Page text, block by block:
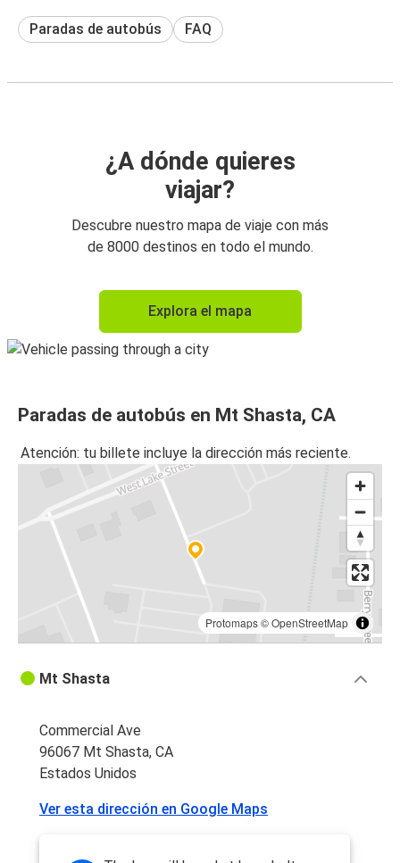
Paradas de autobús FAQ
¿A dónde quieres
viajar?
Descubre nuestro mapa de viaje con más
de 8000 destinos en todo el mundo.
Explora el mapa
Paradas de autobús en Mt Shasta, CA
Atención: tu billete incluye la dirección más reciente.
Protomaps©OpenStreetMap
Mt Shasta
Commercial Ave
96067 Mt Shasta, CA
Estados Unidos
Ver esta dirección en Google Maps